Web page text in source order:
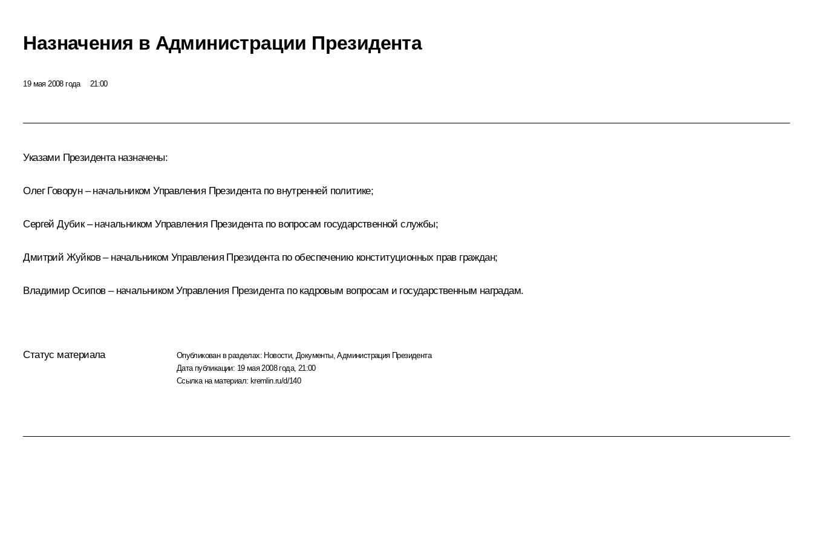
Назначения в Администрации Президента
19 мая 2008 года 21:00
Указами Президента назначены:
Олег Говорун – начальником Управления Президента по внутренней политике;
Сергей Дубик – начальником Управления Президента по вопросам государственной службы;
Дмитрий Жуйков – начальником Управления Президента по обеспечению конституционных прав граждан;
Владимир Осипов – начальником Управления Президента по кадровым вопросам и государственным наградам.
Статус материала Опубликован в разделах: Новости,Документы,Администрация Президента
Дата публикации: 19 мая 2008 года, 21:00
Ссылка на материал: kremlin.ru/d/140